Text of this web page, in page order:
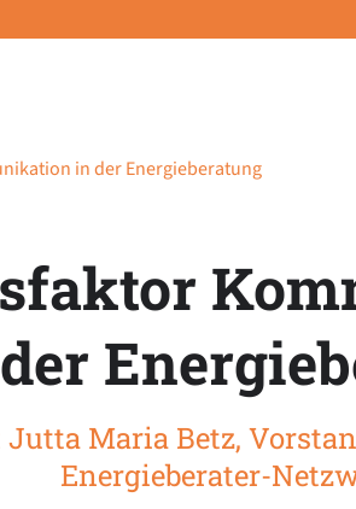
in der Energieberatung
der
Maria Betz,
Energieberater-